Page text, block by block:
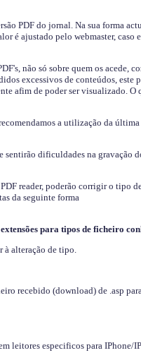
PDF do jornal. Na sua forma
é ajustado pelo webmaster,
não só sobre quem os acede,
excessivos de conteúdos, este
afim de poder ser visualizado. O
a utilização da última
sentirão dificuldades na gravação
reader, poderão corrigir o tipo
da seguinte forma
para tipos de ficheiro
à alteração de tipo.
recebido (download) de .asp
leitores especificos para IPhone/